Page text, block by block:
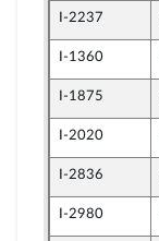
I-2237
I-1360
I-1875
I-2020
I-2836
I-2980